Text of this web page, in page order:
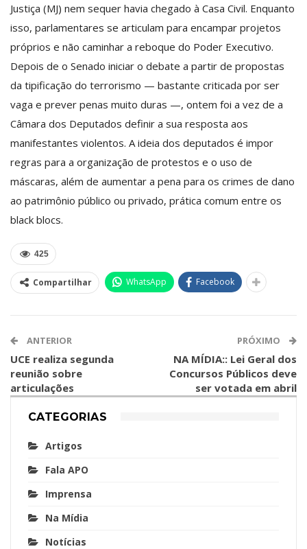
Justiça (MJ) nem sequer havia chegado à Casa Civil. Enquanto
isso, parlamentares se articulam para encampar projetos
próprios e não caminhar a reboque do Poder Executivo.
Depois de o Senado iniciar o debate a partir de propostas
da tipificação do terrorismo — bastante criticada por ser
vaga e prever penas muito duras —, ontem foi a vez de a
Câmara dos Deputados definir a sua resposta aos
manifestantes violentos. A ideia dos deputados é impor
regras para a organização de protestos e o uso de
máscaras, além de aumentar a pena para os crimes de dano
ao patrimônio público ou privado, prática comum entre os
black blocs.
425
Compartilhar WhatsApp Facebook
ANTERIOR
UCE realiza segunda
reunião sobre
articulações
PRÓXIMO
NA MÍDIA:: Lei Geral dos
Concursos Públicos deve
ser votada em abril
CATEGORIAS
Artigos
Fala APO
Imprensa
Na Mídia
Notícias